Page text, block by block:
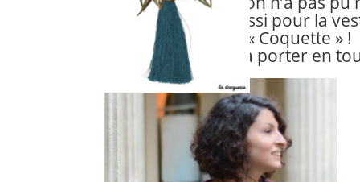
on craque aussi pour la
« Coquette » !
Elle est facile à porter en